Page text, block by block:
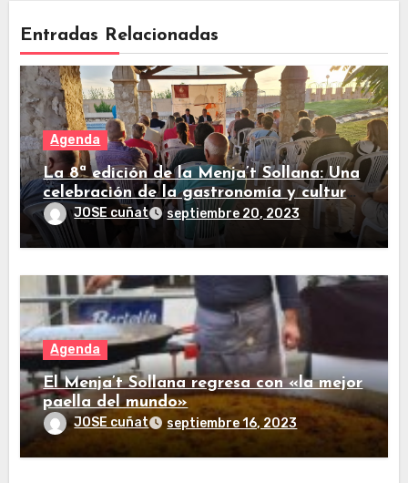
Entradas Relacionadas
Agenda
La 8ª edición de la Menja’t Sollana: Una
celebración de la gastronomía y cultura
valenciana
JOSE cuñat septiembre 20, 2023
Agenda
El Menja’t Sollana regresa con «la mejor
paella del mundo»
JOSE cuñat septiembre 16, 2023